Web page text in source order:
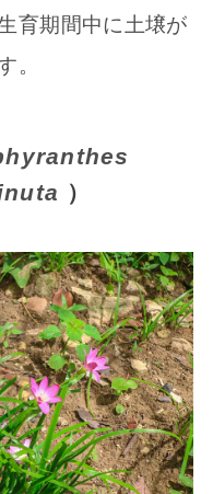
育期間中に土壌が
。
）